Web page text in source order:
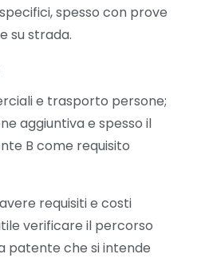
spesso con prove
su strada.
e trasporto persone;
aggiuntiva e spesso il
B come requisito
requisiti e costi
verificare il percorso
patente che si intende